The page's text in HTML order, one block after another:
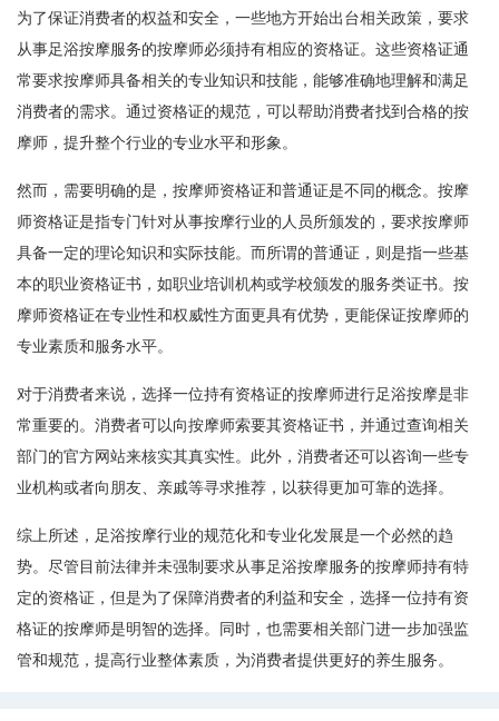
为了保证消费者的权益和安全，一些地方开始出台相关政策，要求
从事足浴按摩服务的按摩师必须持有相应的资格证。这些资格证通
常要求按摩师具备相关的专业知识和技能，能够准确地理解和满足
消费者的需求。通过资格证的规范，可以帮助消费者找到合格的按
摩师，提升整个行业的专业水平和形象。
然而，需要明确的是，按摩师资格证和普通证是不同的概念。按摩
师资格证是指专门针对从事按摩行业的人员所颁发的，要求按摩师
具备一定的理论知识和实际技能。而所谓的普通证，则是指一些基
本的职业资格证书，如职业培训机构或学校颁发的服务类证书。按
摩师资格证在专业性和权威性方面更具有优势，更能保证按摩师的
专业素质和服务水平。
对于消费者来说，选择一位持有资格证的按摩师进行足浴按摩是非
常重要的。消费者可以向按摩师索要其资格证书，并通过查询相关
部门的官方网站来核实其真实性。此外，消费者还可以咨询一些专
业机构或者向朋友、亲戚等寻求推荐，以获得更加可靠的选择。
综上所述，足浴按摩行业的规范化和专业化发展是一个必然的趋
势。尽管目前法律并未强制要求从事足浴按摩服务的按摩师持有特
定的资格证，但是为了保障消费者的利益和安全，选择一位持有资
格证的按摩师是明智的选择。同时，也需要相关部门进一步加强监
管和规范，提高行业整体素质，为消费者提供更好的养生服务。